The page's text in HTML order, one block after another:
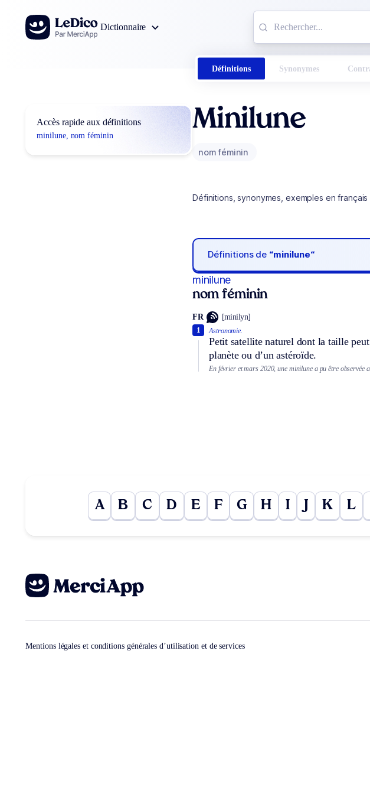
Aller au contenu
Dictionnaire
Définitions Synonymes
Accès rapide aux définitions
minilune, nom féminin
Minilune
nom féminin
Définitions, synonymes, exemples en français
Définitions de “minilune“
minilune
nom féminin
FR [minilyn]
Astronomie.
Petit satellite naturel dont la taille
planète ou d’un astéroïde.
1
En février et mars 2020, une minilune a pu être observée
A B C D E F G H I J K L
Mentions légales et conditions générales d’utilisation et de services